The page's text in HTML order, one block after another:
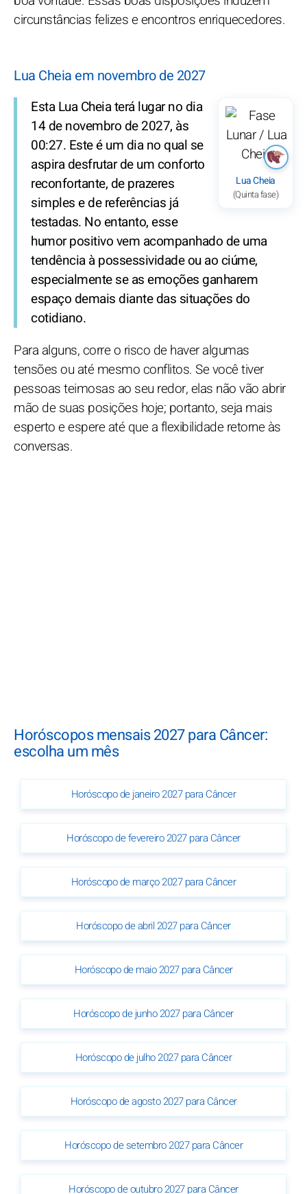
circunstâncias felizes e encontros enriquecedores.
Lua Cheia em novembro de 2027
Lua Cheia
(Quinta fase)
Esta Lua Cheia terá lugar no dia
14 de novembro de 2027, às
00:27. Este é um dia no qual se
aspira desfrutar de um conforto
reconfortante, de prazeres
simples e de referências já
testadas. No entanto, esse
humor positivo vem acompanhado de uma
tendência à possessividade ou ao ciúme,
especialmente se as emoções ganharem
espaço demais diante das situações do
cotidiano.
Para alguns, corre o risco de haver algumas
tensões ou até mesmo conflitos. Se você tiver
pessoas teimosas ao seu redor, elas não vão abrir
mão de suas posições hoje; portanto, seja mais
esperto e espere até que a flexibilidade retorne às
conversas.
Horóscopos mensais 2027 para Câncer:
escolha um mês
Horóscopo de janeiro 2027 para Câncer
Horóscopo de fevereiro 2027 para Câncer
Horóscopo de março 2027 para Câncer
Horóscopo de abril 2027 para Câncer
Horóscopo de maio 2027 para Câncer
Horóscopo de junho 2027 para Câncer
Horóscopo de julho 2027 para Câncer
Horóscopo de agosto 2027 para Câncer
Horóscopo de setembro 2027 para Câncer
Horóscopo de outubro 2027 para Câncer